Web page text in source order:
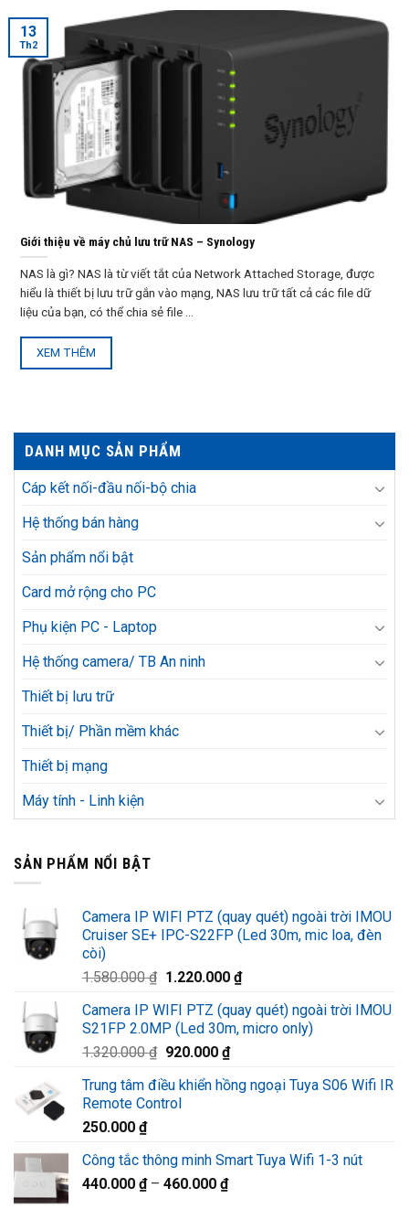
Giới thiệu về máy chủ lưu trữ NAS – Synology
NAS là gì? NAS là từ viết tắt của Network Attached Storage, được
hiểu là thiết bị lưu trữ gắn vào mạng, NAS lưu trữ tất cả các file dữ
liệu của bạn, có thể chia sẻ file ...
XEM THÊM
13
Th2
DANH MỤC SẢN PHẨM
Cáp kết nối-đầu nối-bộ chia
Hệ thống bán hàng
Sản phẩm nổi bật
Card mở rộng cho PC
Phụ kiện PC - Laptop
Hệ thống camera/ TB An ninh
Thiết bị lưu trữ
Thiết bị/ Phần mềm khác
Thiết bị mạng
Máy tính - Linh kiện
SẢN PHẨM NỔI BẬT
Camera IP WIFI PTZ (quay quét) ngoài trời IMOU
Cruiser SE+ IPC-S22FP (Led 30m, mic loa, đèn
còi)
1.580.000₫ Giá
là:
1.580.000 ₫.
1.220.000 ₫Giá
tại
là:
Camera IP WIFI PTZ (quay quét) ngoài trời IMOU
S21FP 2.0MP (Led 30m, micro only)
1.320.000₫ Giá
là:
1.320.000 ₫.
920.000 ₫Giá
tại
Trung tâm điều khiển hồng ngoại Tuya S06 Wifi IR
Remote Control
250.000 ₫
Công tắc thông minh Smart Tuya Wifi 1-3 nút
440.000 ₫– 460.000 ₫